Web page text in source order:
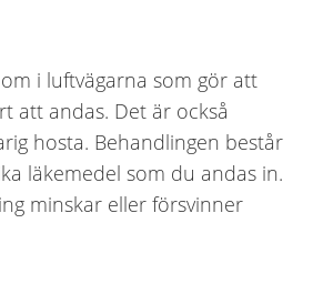
i luftvägarna som gör att
att andas. Det är också
hosta. Behandlingen består
läkemedel som du andas in.
minskar eller försvinner